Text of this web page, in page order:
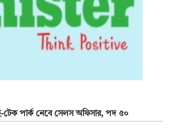
টেক পার্ক নেবে সেলস অফিসার, পদ ৫০